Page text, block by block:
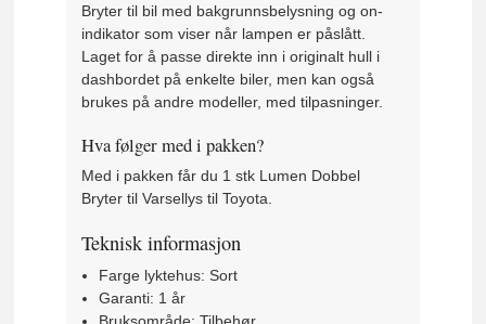
Bryter til bil med bakgrunnsbelysning og on-
indikator som viser når lampen er påslått.
Laget for å passe direkte inn i originalt hull i
dashbordet på enkelte biler, men kan også
brukes på andre modeller, med tilpasninger.
Hva følger med i pakken?
Med i pakken får du 1 stk Lumen Dobbel
Bryter til Varsellys til Toyota.
Teknisk informasjon
Farge lyktehus: Sort
Garanti: 1 år
Bruksområde: Tilbehør